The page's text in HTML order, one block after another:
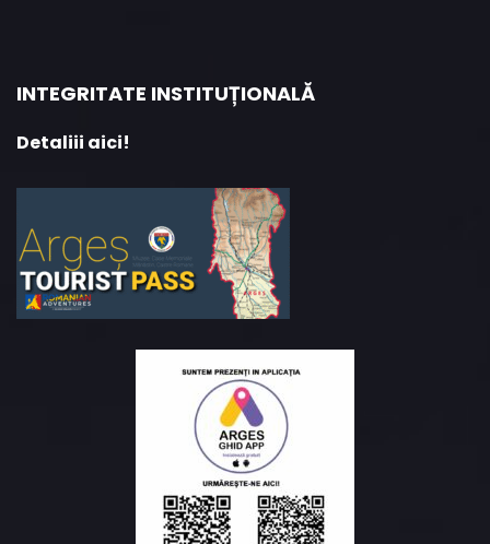
INTEGRITATE INSTITUȚIONALĂ
Detaliii aici!